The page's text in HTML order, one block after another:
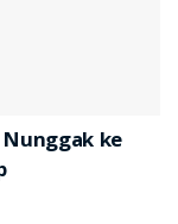
ke